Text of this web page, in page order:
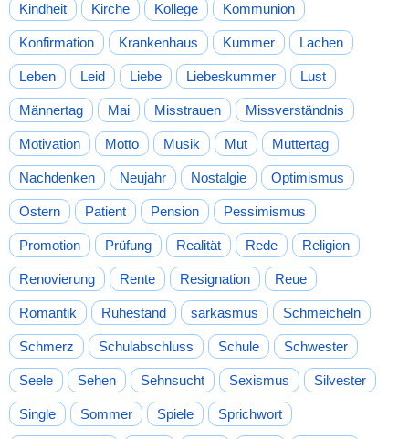
Kindheit Kirche Kollege Kommunion
Konfirmation Krankenhaus Kummer Lachen
Leben Leid Liebe Liebeskummer Lust
Männertag Mai Misstrauen Missverständnis
Motivation Motto Musik Mut Muttertag
Nachdenken Neujahr Nostalgie Optimismus
Ostern Patient Pension Pessimismus
Promotion Prüfung Realität Rede Religion
Renovierung Rente Resignation Reue
Romantik Ruhestand sarkasmus Schmeicheln
Schmerz Schulabschluss Schule Schwester
Seele Sehen Sehnsucht Sexismus Silvester
Single Sommer Spiele Sprichwort